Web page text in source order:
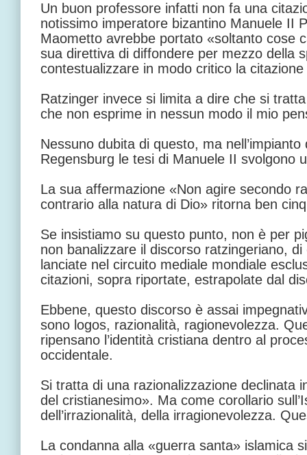
Un buon professore infatti non fa una
notissimo imperatore bizantino Manuele II
Maometto avrebbe portato «soltanto cose
sua direttiva di diffondere per mezzo della
contestualizzare in modo critico la
Ratzinger invece si limita a dire che si
che non esprime in nessun modo il mio
Nessuno dubita di questo, ma nell’impianto
Regensburg le tesi di Manuele II svolgono
La sua affermazione «Non agire secondo
contrario alla natura di Dio» ritorna ben
Se insistiamo su questo punto, non è per
non banalizzare il discorso ratzingeriano,
lanciate nel circuito mediale mondiale
citazioni, sopra riportate, estrapolate dal
Ebbene, questo discorso è assai
sono logos, razionalità, ragionevolezza.
ripensano l’identità cristiana dentro al
occidentale.
Si tratta di una razionalizzazione declinata
del cristianesimo». Ma come corollario
dell’irrazionalità, della irragionevolezza.
La condanna alla «guerra santa» islamica